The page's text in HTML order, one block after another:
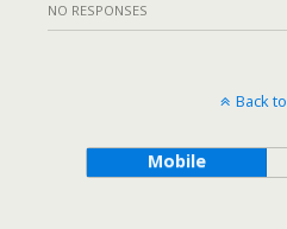
NO RESPONSES
Back
Mobile